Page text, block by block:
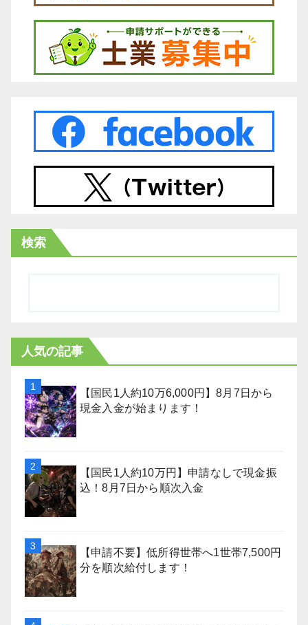
検索
人気の記事
【国民1人約10万6,000円】8月7日から
現金入金が始まります！
【国民1人約10万円】申請なしで現金振
込！8月7日から順次入金
【申請不要】低所得世帯へ1世帯7,500円
分を順次給付します！